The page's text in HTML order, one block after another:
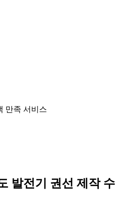
만족 서비스
발전기 권선 제작 수